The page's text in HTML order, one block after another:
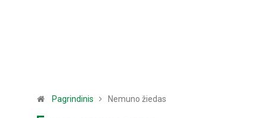
Pagrindinis Nemuno žiedas